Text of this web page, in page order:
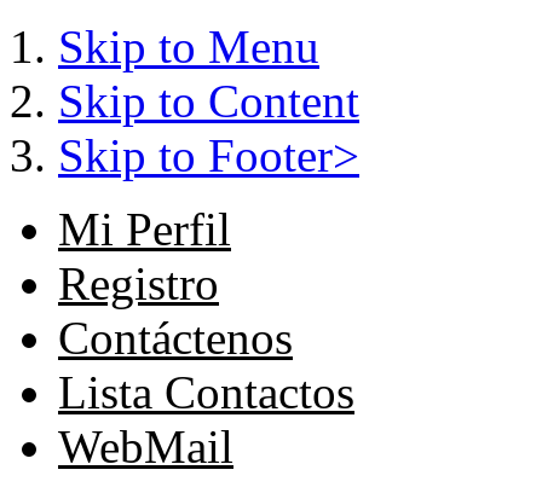
Skip to Menu
Skip to Content
Skip to Footer>
Mi Perfil
Registro
Contáctenos
Lista Contactos
WebMail